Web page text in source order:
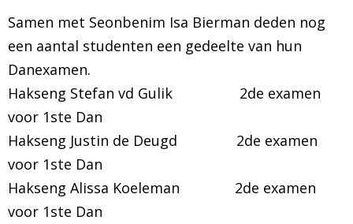
Samen met Seonbenim Isa Bierman deden nog
een aantal studenten een gedeelte van hun
Danexamen.
Hakseng Stefan vd Gulik 2de examen
voor 1ste Dan
Hakseng Justin de Deugd 2de examen
voor 1ste Dan
Hakseng Alissa Koeleman 2de examen
voor 1ste Dan